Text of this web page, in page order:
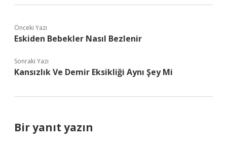
Önceki Yazı
Eskiden Bebekler Nasıl Bezlenir
Sonraki Yazı
Kansızlık Ve Demir Eksikliği Aynı Şey Mi
Bir yanıt yazın